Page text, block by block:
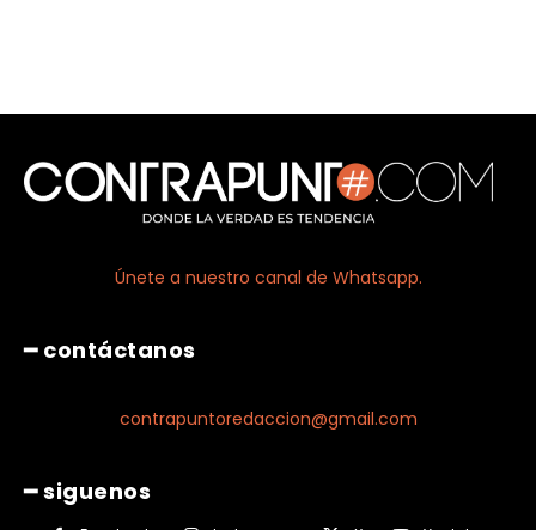
Únete a nuestro canal de Whatsapp.
━ contáctanos
contrapuntoredaccion@gmail.com
━ siguenos